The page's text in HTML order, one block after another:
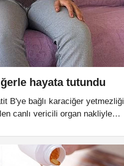
hayata tutundu
B'ye bağlı karaciğer yetmezliği
canlı vericili organ nakliyle